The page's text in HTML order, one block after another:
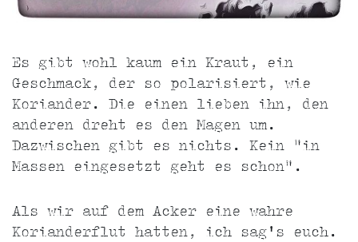
Es gibt wohl kaum ein Kraut, ein
Geschmack, der so polarisiert, wie
Koriander. Die einen lieben ihn, den
anderen dreht es den Magen um.
Dazwischen gibt es nichts. Kein "in
Massen eingesetzt geht es schon".
Als wir auf dem Acker eine wahre
Korianderflut hatten, ich sag's euch.